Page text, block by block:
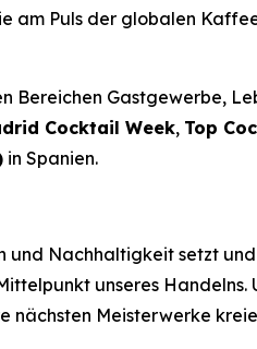
am Puls der globalen
Gastgewerbe,
Cocktail Week, Top
in Spanien.
Nachhaltigkeit setzt
unseres
nächsten Meisterwerke